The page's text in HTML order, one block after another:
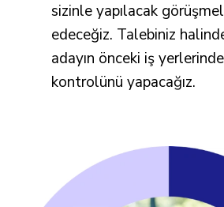
sizinle yapılacak
edeceğiz. Talebiniz
adayın önceki iş
kontrolünü yapacağız.